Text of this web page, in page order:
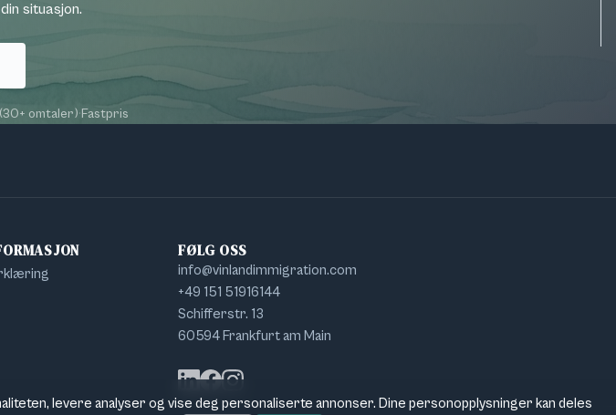
situasjon.
omtaler)·Fastpris
FØLG OSS
info@vinlandimmigration.com
+49 151 51916144
Schifferstr. 13
60594 Frankfurt am Main
LinkedIn
Facebook
Instagram
levere analyser og vise deg personaliserte annonser. Dine personopplysninger kan deles